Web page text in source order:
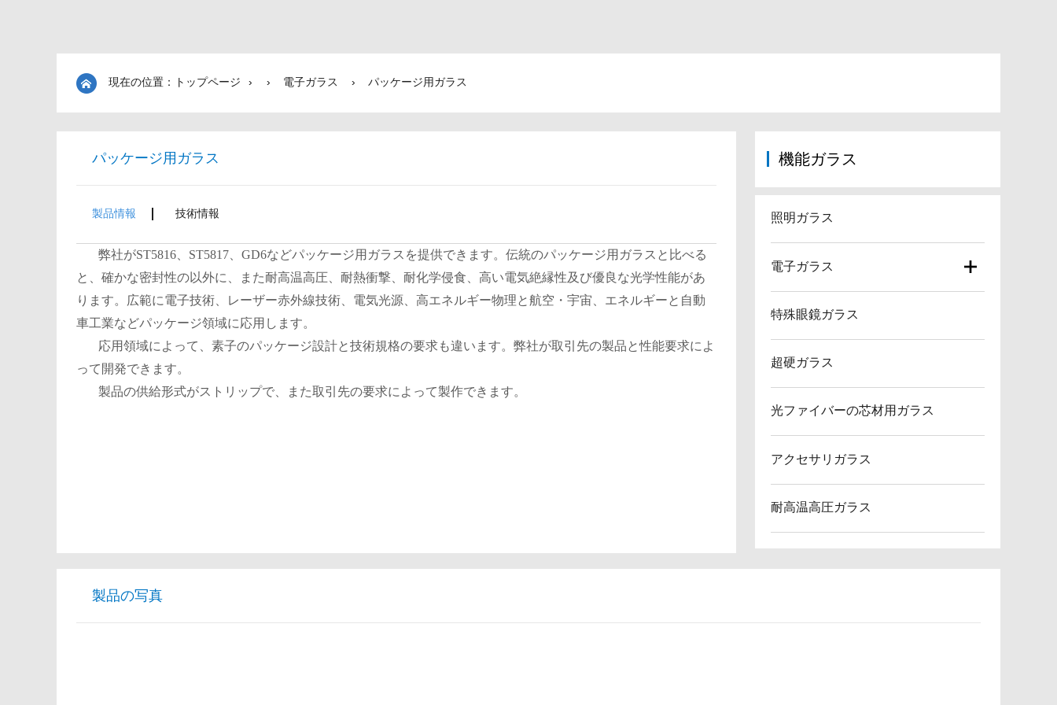
現在の位置：トップページ › › 電子ガラス › パッケージ用ガラス
パッケージ用ガラス
製品情報 技術情報
弊社がST5816、ST5817、GD6などパッケージ用ガラスを提供できます。伝統のパッケージ用ガラスと比べる
と、確かな密封性の以外に、また耐高温高圧、耐熱衝撃、耐化学侵食、高い電気絶縁性及び優良な光学性能があ
ります。広範に電子技術、レーザー赤外線技術、電気光源、高エネルギー物理と航空・宇宙、エネルギーと自動
車工業などパッケージ領域に応用します。
応用領域によって、素子のパッケージ設計と技術規格の要求も違います。弊社が取引先の製品と性能要求によ
って開発できます。
製品の供給形式がストリップで、また取引先の要求によって製作できます。
機能ガラス
照明ガラス
電子ガラス
特殊眼鏡ガラス
超硬ガラス
光ファイバーの芯材用ガラス
アクセサリガラス
耐高温高圧ガラス
製品の写真